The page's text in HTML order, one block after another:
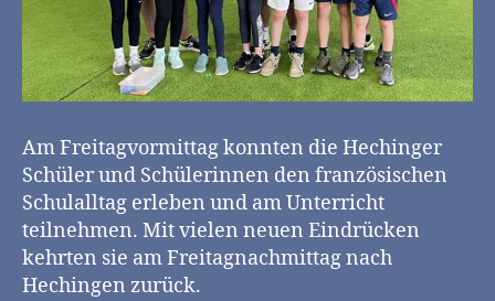
Am Freitagvormittag konnten die Hechinger
Schüler und Schülerinnen den französischen
Schulalltag erleben und am Unterricht
teilnehmen. Mit vielen neuen Eindrücken
kehrten sie am Freitagnachmittag nach
Hechingen zurück.